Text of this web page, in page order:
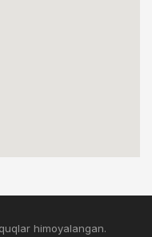
himoyalangan.